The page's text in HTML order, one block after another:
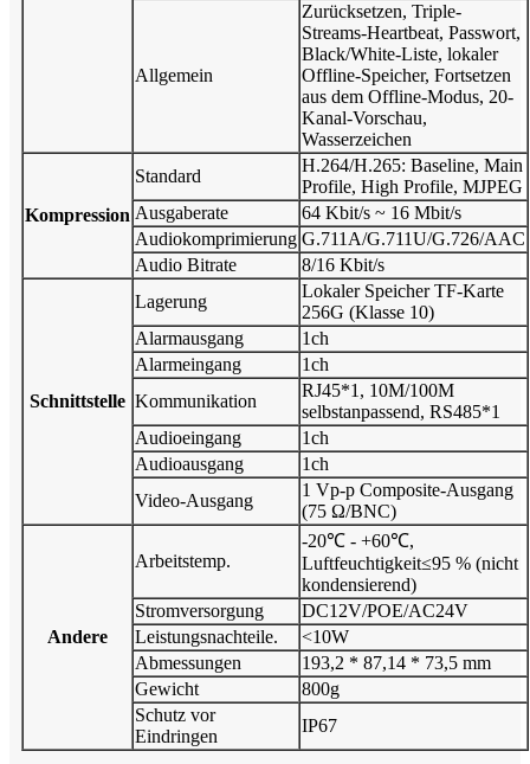
Allgemein
Zurücksetzen, Triple-
Streams-Heartbeat, Passwort,
Black/White-Liste, lokaler
Offline-Speicher, Fortsetzen
aus dem Offline-Modus, 20-
Kanal-Vorschau,
Wasserzeichen
Kompression
Standard
H.264/H.265: Baseline, Main
Profile, High Profile, MJPEG
Ausgaberate
64 Kbit/s ~ 16 Mbit/s
Audiokomprimierung G.711A/G.711U/G.726/AAC
Audio Bitrate
8/16 Kbit/s
Schnittstelle
Lagerung
Lokaler Speicher TF-Karte
256G (Klasse 10)
Alarmausgang
1ch
Alarmeingang
1ch
Kommunikation
RJ45*1, 10M/100M
selbstanpassend, RS485*1
Audioeingang
1ch
Audioausgang
1ch
Video-Ausgang
1 Vp-p Composite-Ausgang
(75 Ω/BNC)
Andere
Arbeitstemp.
-20℃ - +60℃,
Luftfeuchtigkeit≤95 % (nicht
kondensierend)
Stromversorgung
DC12V/POE/AC24V
Leistungsnachteile.
<10W
Abmessungen
193,2 * 87,14 * 73,5 mm
Gewicht
800g
Schutz vor
Eindringen
IP67